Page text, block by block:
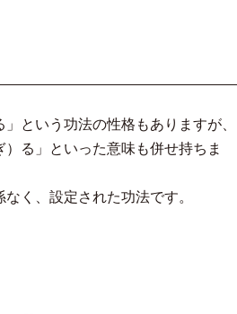
という功法の性格もありますが、
る」といった意味も併せ持ちま
く、設定された功法です。